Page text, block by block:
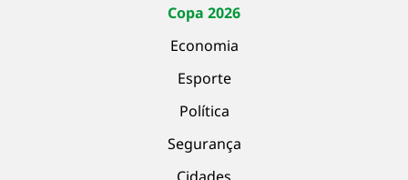
Copa 2026
Economia
Esporte
Política
Segurança